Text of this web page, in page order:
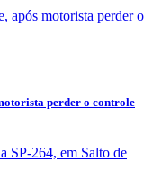
perder o controle